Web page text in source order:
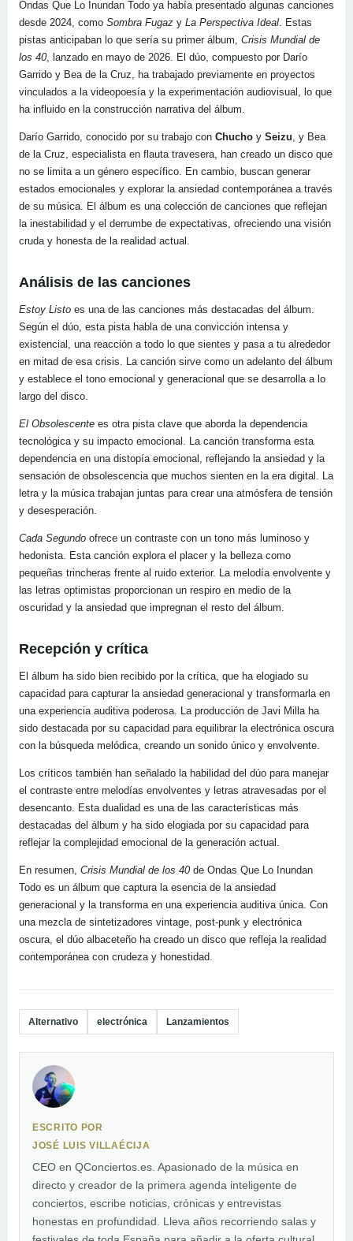
Ondas Que Lo Inundan Todo ya había presentado algunas canciones
desde 2024, como Sombra Fugaz y La Perspectiva Ideal . Estas
pistas anticipaban lo que sería su primer álbum, Crisis Mundial de
los 40 , lanzado en mayo de 2026. El dúo, compuesto por Darío
Garrido y Bea de la Cruz, ha trabajado previamente en proyectos
vinculados a la videopoesía y la experimentación audiovisual, lo que
ha influido en la construcción narrativa del álbum.
Darío Garrido, conocido por su trabajo con Chucho y Seizu , y Bea
de la Cruz, especialista en flauta travesera, han creado un disco que
no se limita a un género específico. En cambio, buscan generar
estados emocionales y explorar la ansiedad contemporánea a través
de su música. El álbum es una colección de canciones que reflejan
la inestabilidad y el derrumbe de expectativas, ofreciendo una visión
cruda y honesta de la realidad actual.
Análisis de las canciones
Estoy Listo es una de las canciones más destacadas del álbum.
Según el dúo, esta pista habla de una convicción intensa y
existencial, una reacción a todo lo que sientes y pasa a tu alrededor
en mitad de esa crisis. La canción sirve como un adelanto del álbum
y establece el tono emocional y generacional que se desarrolla a lo
largo del disco.
El Obsolescente es otra pista clave que aborda la dependencia
tecnológica y su impacto emocional. La canción transforma esta
dependencia en una distopía emocional, reflejando la ansiedad y la
sensación de obsolescencia que muchos sienten en la era digital. La
letra y la música trabajan juntas para crear una atmósfera de tensión
y desesperación.
Cada Segundo ofrece un contraste con un tono más luminoso y
hedonista. Esta canción explora el placer y la belleza como
pequeñas trincheras frente al ruido exterior. La melodía envolvente y
las letras optimistas proporcionan un respiro en medio de la
oscuridad y la ansiedad que impregnan el resto del álbum.
Recepción y crítica
El álbum ha sido bien recibido por la crítica, que ha elogiado su
capacidad para capturar la ansiedad generacional y transformarla en
una experiencia auditiva poderosa. La producción de Javi Milla ha
sido destacada por su capacidad para equilibrar la electrónica oscura
con la búsqueda melódica, creando un sonido único y envolvente.
Los críticos también han señalado la habilidad del dúo para manejar
el contraste entre melodías envolventes y letras atravesadas por el
desencanto. Esta dualidad es una de las características más
destacadas del álbum y ha sido elogiada por su capacidad para
reflejar la complejidad emocional de la generación actual.
En resumen, Crisis Mundial de los 40 de Ondas Que Lo Inundan
Todo es un álbum que captura la esencia de la ansiedad
generacional y la transforma en una experiencia auditiva única. Con
una mezcla de sintetizadores vintage, post-punk y electrónica
oscura, el dúo albaceteño ha creado un disco que refleja la realidad
contemporánea con crudeza y honestidad.
Alternativo electrónica Lanzamientos
ESCRITO POR
JOSÉ LUIS VILLAÉCIJA
CEO en QConciertos.es. Apasionado de la música en
directo y creador de la primera agenda inteligente de
conciertos, escribe noticias, crónicas y entrevistas
honestas en profundidad. Lleva años recorriendo salas y